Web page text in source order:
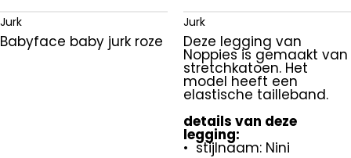
Jas
86
Like Flo
Jurk
Babyface baby jurk roze
Jurk
Deze legging van
Noppies is gemaakt van
stretchkatoen. Het
model heeft een
elastische tailleband.
details van deze
legging:
• stijlnaam: Nini